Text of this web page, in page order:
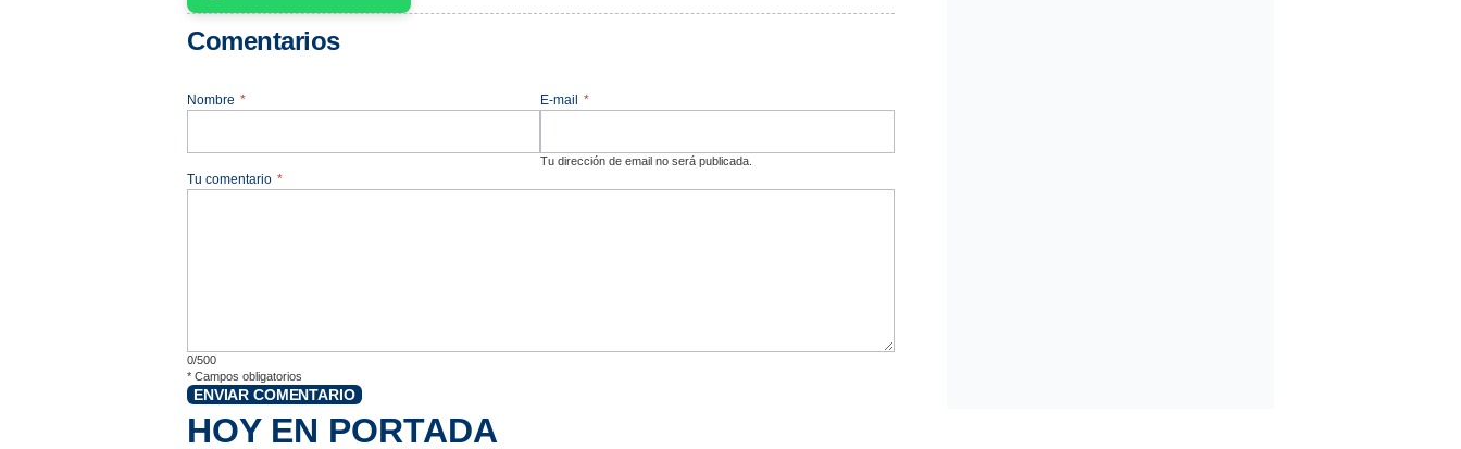
Comentarios
Nombre * E-mail *
Tu dirección de email no será publicada.
Tu comentario *
0/500
* Campos obligatorios
ENVIAR COMENTARIO
HOY EN PORTADA